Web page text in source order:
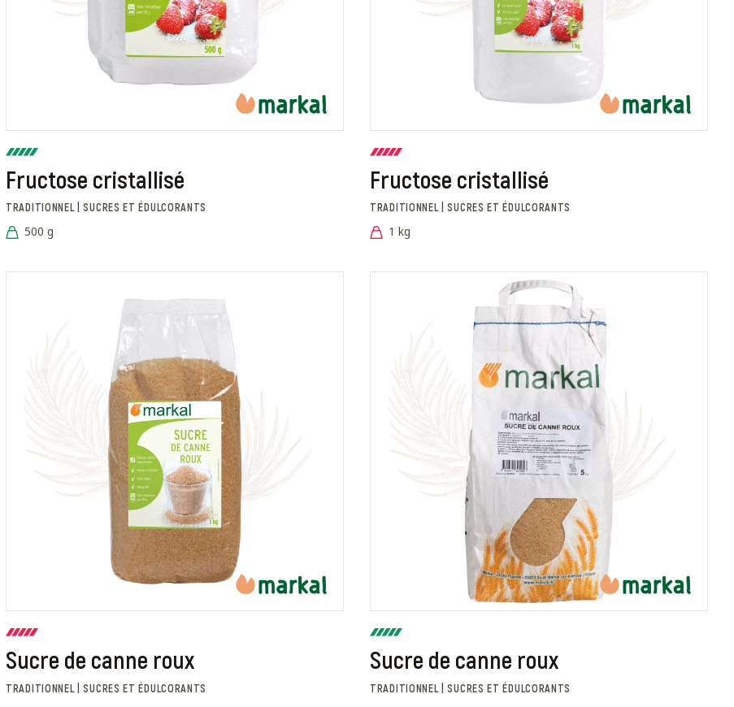
Fructose cristallisé
TRADITIONNEL | SUCRES ET ÉDULCORANTS
500 g
Fructose cristallisé
TRADITIONNEL | SUCRES ET ÉDULCORANTS
1 kg
Sucre de canne roux
TRADITIONNEL | SUCRES ET ÉDULCORANTS
Sucre de canne roux
TRADITIONNEL | SUCRES ET ÉDULCORANTS